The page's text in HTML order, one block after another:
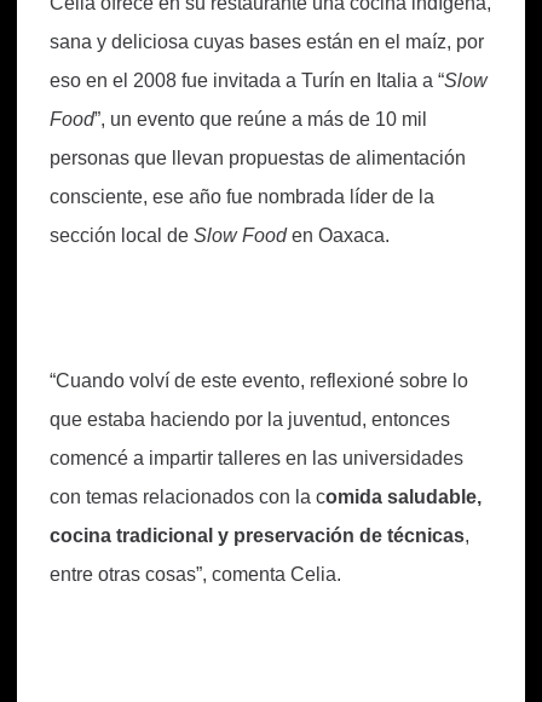
sana y deliciosa cuyas bases están en el maíz, por
eso en el 2008 fue invitada a Turín en Italia a “Slow
Food”, un evento que reúne a más de 10 mil
personas que llevan propuestas de alimentación
consciente, ese año fue nombrada líder de la
sección local de Slow Fooden Oaxaca.
“Cuando volví de este evento, reflexioné sobre lo
que estaba haciendo por la juventud, entonces
comencé a impartir talleres en las universidades
con temas relacionados con la comida saludable,
cocina tradicional y preservación de técnicas,
entre otras cosas”, comenta Celia.